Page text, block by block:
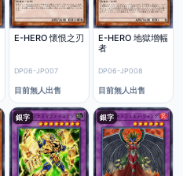
E-HERO 懷恨之刃
DP06-JP007
目前無人出售
E-HERO 地獄增幅
者
DP06-JP008
目前無人出售
銀字 銀字